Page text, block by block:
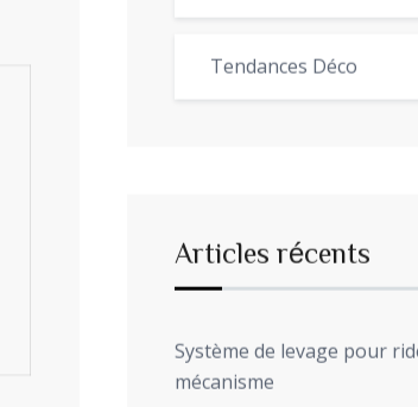
Tendances Déco
Articles récents
Système de levage pour
mécanisme